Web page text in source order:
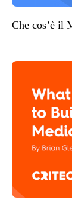
Che cos’è il